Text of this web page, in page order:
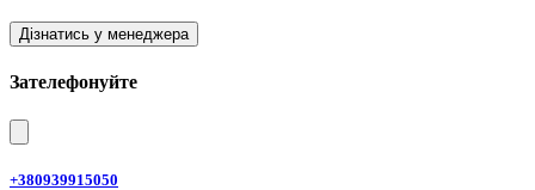
Дізнатись у менеджера
Зателефонуйте
+380939915050